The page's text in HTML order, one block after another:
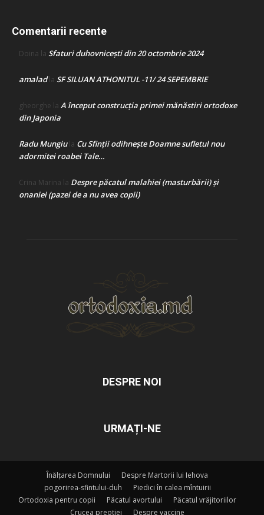
Comentarii recente
Doina la Sfaturi duhovnicești din 20 octombrie 2024
amaladla SF SILUAN ATHONITUL -11/ 24 SEPEMBRIE
gheorghe la A început construcţia primei mănăstiri ortodoxe
din Japonia
Radu Mungiula Cu Sfinții odihnește Doamne sufletul nou
adormitei roabei Tale…
Crina Marina la Despre păcatul malahiei (masturbării) şi
onaniei (pazei de a nu avea copii)
DESPRE NOI
URMAȚI-NE
Înălțarea Domnului
Despre Martorii lui Iehova
pogorirea-sfintului-duh
Piedici în calea mîntuirii
Ortodoxia pentru copii
Păcatul avortului
Păcatul vrăjitoriilor
Crucea preoției
Despre vaccine